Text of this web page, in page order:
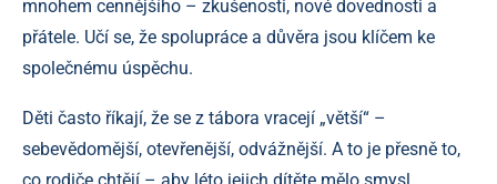
mnohem cennějšího – zkušenosti, nové dovednosti a
přátele. Učí se, že spolupráce a důvěra jsou klíčem ke
společnému úspěchu.
Děti často říkají, že se z tábora vracejí „větší“ –
sebevědomější, otevřenější, odvážnější. A to je přesně to,